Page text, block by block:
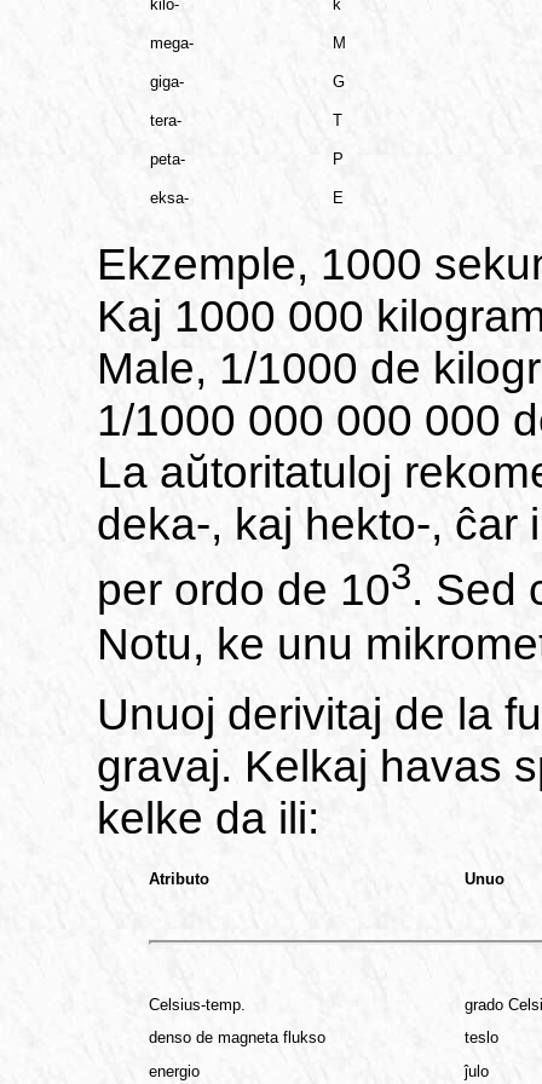
kilo- k
mega- M
giga- G
tera-
peta- P
eksa- E
Ekzemple, 1000
Kaj 1000 000
Male, 1/1000 de
1/1000 000 000 000
La aŭtoritatuloj
deka-, kaj hekto-, ĉar
per ordo de 103. Sed
Notu, ke unu
Unuoj derivitaj de la
gravaj. Kelkaj havas
kelke da ili:
Atributo Unuo
Celsius-temp.
grado
denso de magneta flukso
teslo
energio
ĵulo